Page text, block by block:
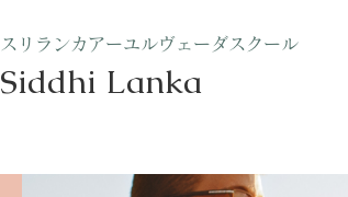
​スリランカアーユルヴェーダスクール
Siddhi Lanka​